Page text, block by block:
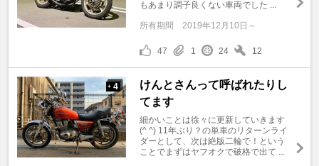
もあまり調子良くない車両でした ...
所有期間 2019年12月10日～
47 1 24 12
+ 4
けんとさんって呼ばれたりし
てます
細かいことは徐々に更新していきます
(^ ^) 11年ぶり？の単車のリターンライ
ダーとして、次は絶版二輪で！という
ことでまずはヤフオクで破格で出て ...